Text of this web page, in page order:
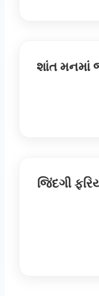
શાંત મનમાં
જિંદગી